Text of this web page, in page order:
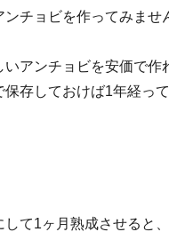
チョビを作ってみませ
アンチョビを安価で作
保存しておけば1年経っ
して1ヶ月熟成させると